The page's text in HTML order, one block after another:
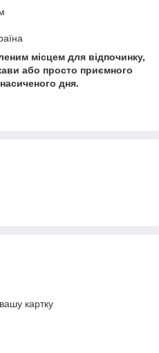
місцем для відпочинку,
або просто приємного
дня.
картку